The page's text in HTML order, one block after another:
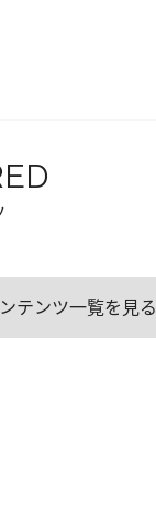
テンツ一覧を見る